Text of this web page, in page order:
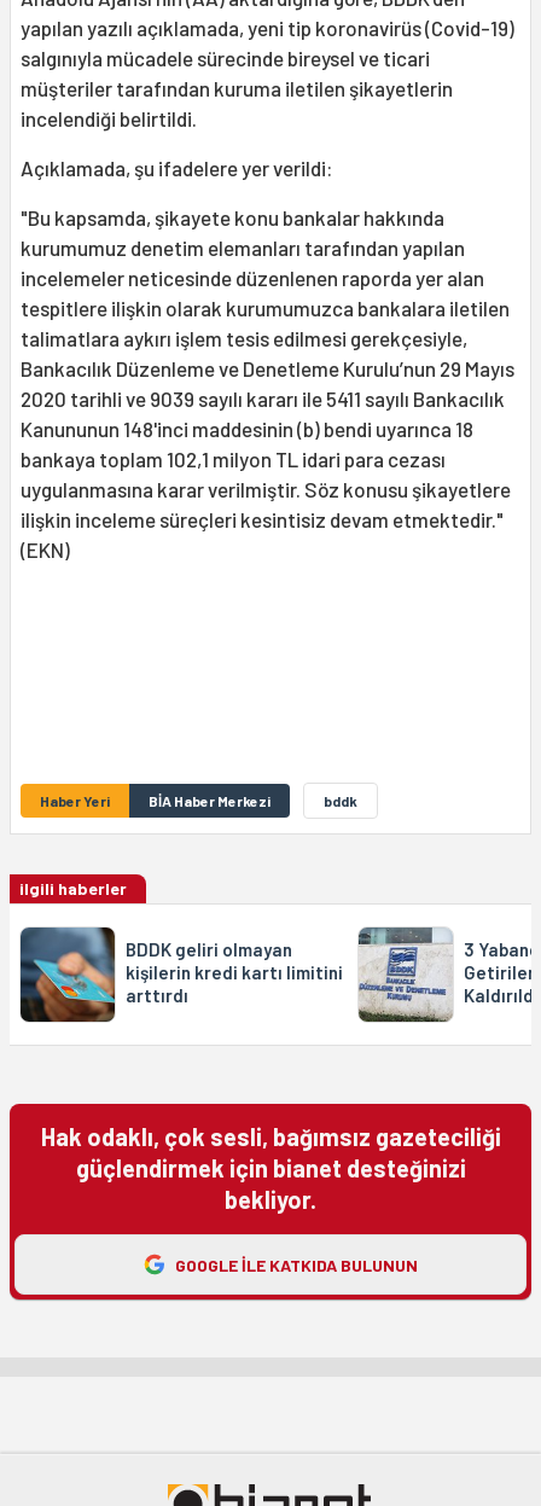
yapılan yazılı açıklamada, yeni tip koronavirüs (Covid-19)
salgınıyla mücadele sürecinde bireysel ve ticari
müşteriler tarafından kuruma iletilen şikayetlerin
incelendiği belirtildi.
Açıklamada, şu ifadelere yer verildi:
"Bu kapsamda, şikayete konu bankalar hakkında
kurumumuz denetim elemanları tarafından yapılan
incelemeler neticesinde düzenlenen raporda yer alan
tespitlere ilişkin olarak kurumumuzca bankalara iletilen
talimatlara aykırı işlem tesis edilmesi gerekçesiyle,
Bankacılık Düzenleme ve Denetleme Kurulu’nun 29 Mayıs
2020 tarihli ve 9039 sayılı kararı ile 5411 sayılı Bankacılık
Kanununun 148'inci maddesinin (b) bendi uyarınca 18
bankaya toplam 102,1 milyon TL idari para cezası
uygulanmasına karar verilmiştir. Söz konusu şikayetlere
ilişkin inceleme süreçleri kesintisiz devam etmektedir."
(EKN)
Haber Yeri BİA Haber Merkezi bddk
ilgili haberler
BDDK geliri olmayan
kişilerin kredi kartı limitini
arttırdı
3
Getirilen
Kaldırıldı
Hak odaklı, çok sesli, bağımsız gazeteciliği
güçlendirmek için bianet desteğinizi
bekliyor.
GOOGLE ILE KATKIDA BULUNUN